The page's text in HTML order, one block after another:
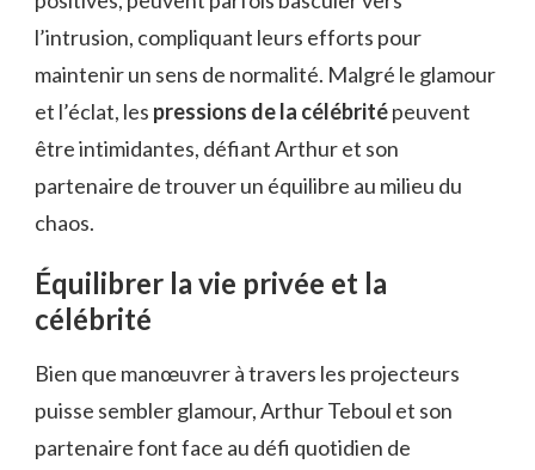
l’intrusion, compliquant leurs efforts pour
maintenir un sens de normalité. Malgré le glamour
et l’éclat, les pressions de la célébritépeuvent
être intimidantes, défiant Arthur et son
partenaire de trouver un équilibre au milieu du
chaos.
Équilibrer la vie privée et la
célébrité
Bien que manœuvrer à travers les projecteurs
puisse sembler glamour, Arthur Teboul et son
partenaire font face au défi quotidien de